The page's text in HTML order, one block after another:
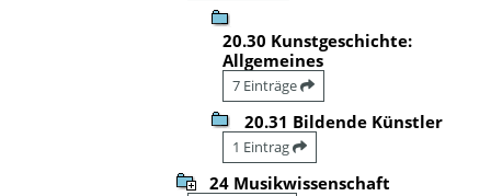
20.30 Kunstgeschichte:
Allgemeines
7 Einträge
20.31 Bildende Künstler
1 Eintrag
24 Musikwissenschaft